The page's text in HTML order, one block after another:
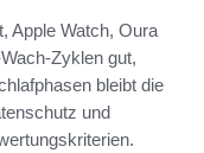
Apple Watch, Oura
Zyklen gut,
bleibt die
und